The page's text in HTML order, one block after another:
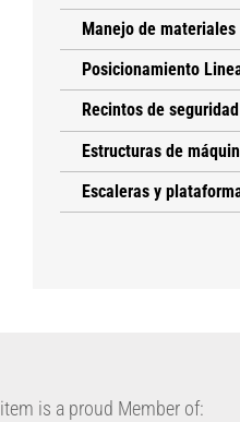
Manejo de materiales
Posicionamiento
Recintos de
Estructuras de
Escaleras y
item is a proud Member of: